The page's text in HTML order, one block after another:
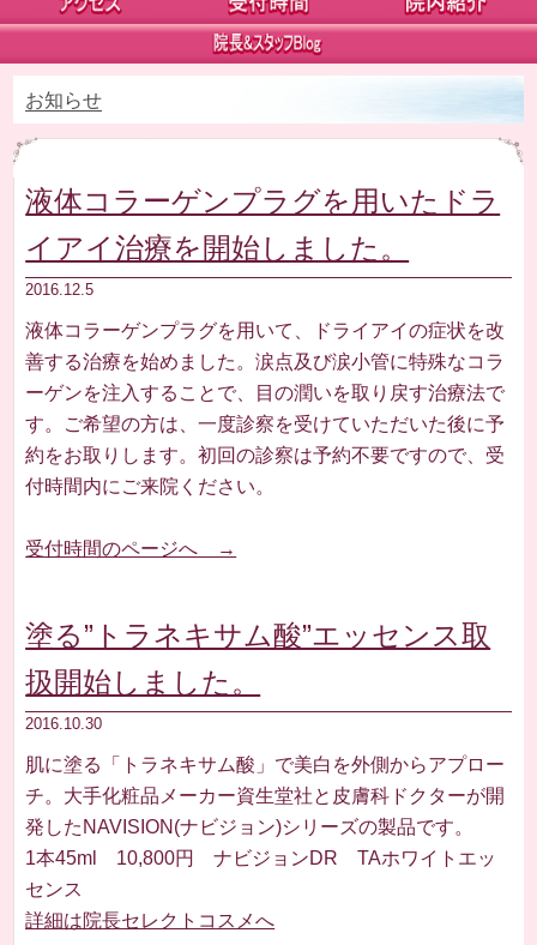
お知らせ
液体コラーゲンプラグを用いたドラ
イアイ治療を開始しました。
2016.12.5
液体コラーゲンプラグを用いて、ドライアイの症状を改
善する治療を始めました。涙点及び涙小管に特殊なコラ
ーゲンを注入することで、目の潤いを取り戻す治療法で
す。ご希望の方は、一度診察を受けていただいた後に予
約をお取りします。初回の診察は予約不要ですので、受
付時間内にご来院ください。
受付時間のページへ →
塗る”トラネキサム酸”エッセンス取
扱開始しました。
2016.10.30
肌に塗る「トラネキサム酸」で美白を外側からアプロー
チ。大手化粧品メーカー資生堂社と皮膚科ドクターが開
発したNAVISION(ナビジョン)シリーズの製品です。
1本45ml 10,800円 ナビジョンDR TAホワイトエッ
センス
詳細は院長セレクトコスメへ